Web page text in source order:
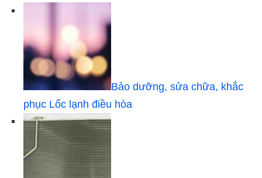
Bảo dưỡng, sửa chữa, khắc
phục Lốc lạnh điều hòa